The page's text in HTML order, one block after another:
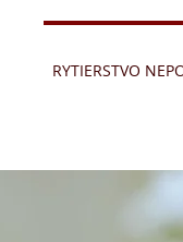
RYTIERSTVO